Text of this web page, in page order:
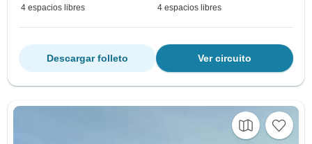
4 espacios libres 4 espacios libres
Ver circuito
Descargar folleto